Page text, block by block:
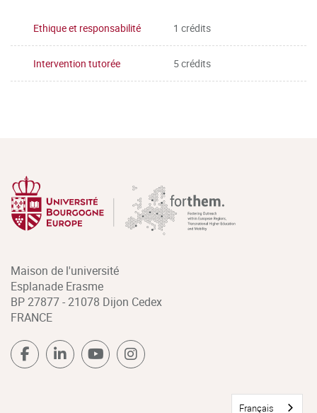
Ethique et responsabilité 1 crédits
Intervention tutorée 5 crédits
Maison de l'université
Esplanade Erasme
BP 27877 - 21078 Dijon Cedex
FRANCE
Français